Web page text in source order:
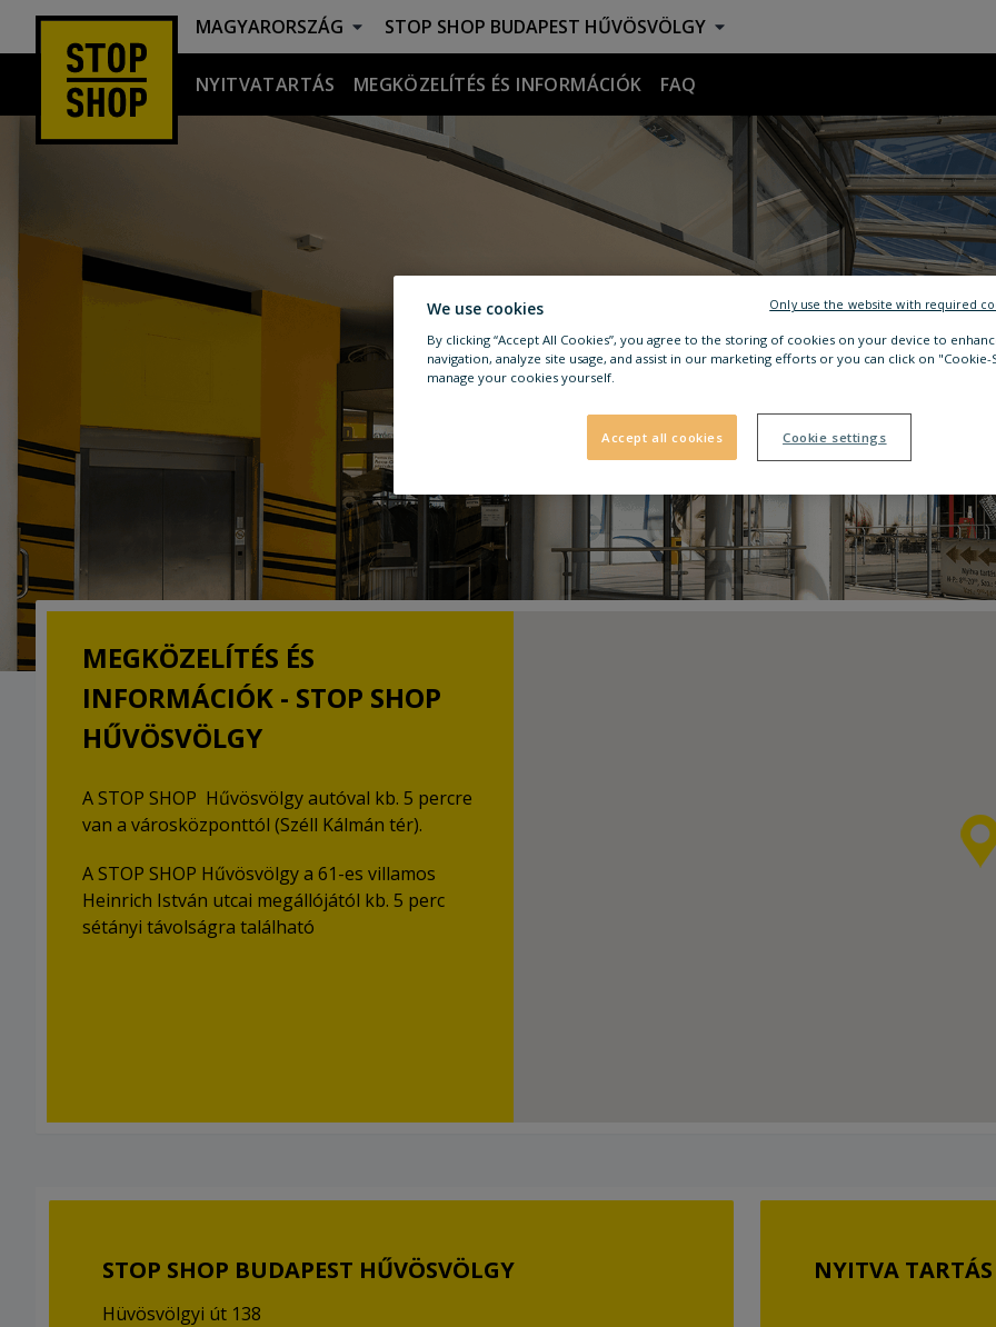
MAGYARORSZÁG STOP SHOP BUDAPEST HŰVÖSVÖLGY
NYITVATARTÁS MEGKÖZELÍTÉS ÉS INFORMÁCIÓK
FAQ
MEGKÖZELÍTÉS ÉS
INFORMÁCIÓK - STOP SHOP
HŰVÖSVÖLGY
A STOP SHOP Hűvösvölgy autóval kb. 5 percre
van a városközponttól (Széll Kálmán tér).
A STOP SHOP Hűvösvölgy a 61-es villamos
Heinrich István utcai megállójától kb. 5 perc
sétányi távolságra található
STOP SHOP BUDAPEST HŰVÖSVÖLGY
Hüvösvölgyi út 138
NYITVA TARTÁS
We use cookies
By clicking “Accept All Cookies”, you agree to the storing of cookies on your device to
navigation, analyze site usage, and assist in our marketing efforts or you can click on "Cookie-
manage your cookies yourself.
Accept all cookies Cookie settings
Only use the website with required